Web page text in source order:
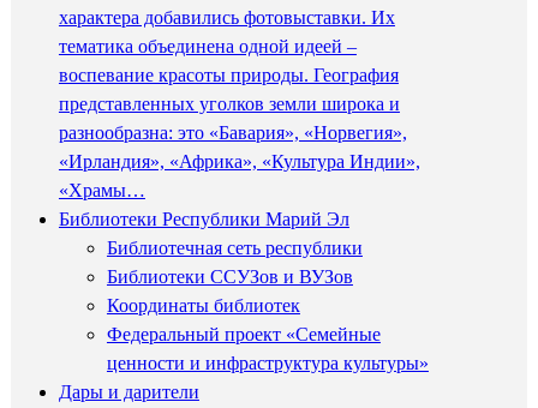
характера добавились фотовыставки. Их
тематика объединена одной идеей –
воспевание красоты природы. География
представленных уголков земли широка и
разнообразна: это «Бавария», «Норвегия»,
«Ирландия», «Африка», «Культура Индии»,
«Храмы…
Библиотеки Республики Марий Эл
Библиотечная сеть республики
Библиотеки ССУЗов и ВУЗов
Координаты библиотек
Федеральный проект «Семейные
ценности и инфраструктура культуры»
Дары и дарители